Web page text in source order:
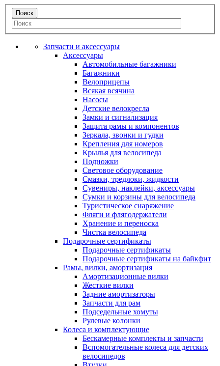
Запчасти и аксессуары
Аксессуары
Автомобильные багажники
Багажники
Велоприцепы
Всякая всячина
Насосы
Детские велокресла
Замки и сигнализация
Защита рамы и компонентов
Зеркала, звонки и гудки
Крепления для номеров
Крылья для велосипеда
Подножки
Световое оборудование
Смазки, тредлоки, жидкости
Сувениры, наклейки, аксессуары
Сумки и корзины для велосипеда
Туристическое снаряжение
Фляги и флягодержатели
Хранение и переноска
Чистка велосипеда
Подарочные сертификаты
Подарочные сертификаты
Подарочные сертификаты на байкфит
Рамы, вилки, амортизация
Амортизационные вилки
Жесткие вилки
Задние амортизаторы
Запчасти для рам
Подседельные хомуты
Рулевые колонки
Колеса и комплектующие
Бескамерные комплекты и запчасти
Вспомогательные колеса для детских
велосипедов